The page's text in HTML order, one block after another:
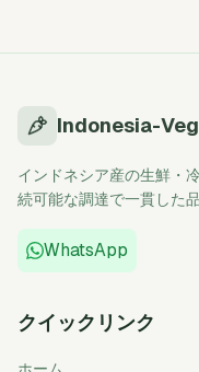
Indonesia-
インドネシア産の生鮮・
続可能な調達で一貫した
WhatsApp
クイックリンク